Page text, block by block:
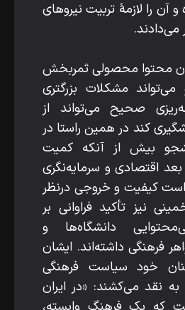
و آن را لازمۀ تربیت نیروهای
محتوا محصولی ثمربخش
مشکلات بزرگ­تری
صحیح می‌تواند از
کند در همین­ راستا در
بیش از آن­که کمیت
بعد اقتصادی و سرمایه‌نگری
کیفیت و خروجی درنظر
نیز تأکید فراوانی بر
دانشگاه‌ها و
فرهنگی داشته‌اند. ایشان
خود سیاست فرهنگی
نقد می‌کشند: «در ایران